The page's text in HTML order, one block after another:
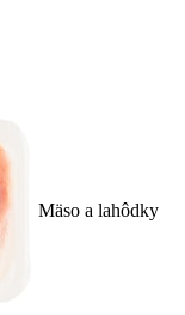
Mäso a lahôdky